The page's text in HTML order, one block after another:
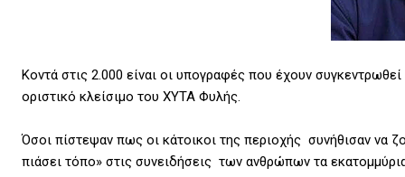
Κοντά στις 2.000 είναι οι υπογραφές που έχουν
οριστικό κλείσιμο του ΧΥΤΑ Φυλής.
Όσοι πίστεψαν πως οι κάτοικοι της περιοχής συνήθισαν να
πιάσει τόπο» στις συνειδήσεις των ανθρώπων τα